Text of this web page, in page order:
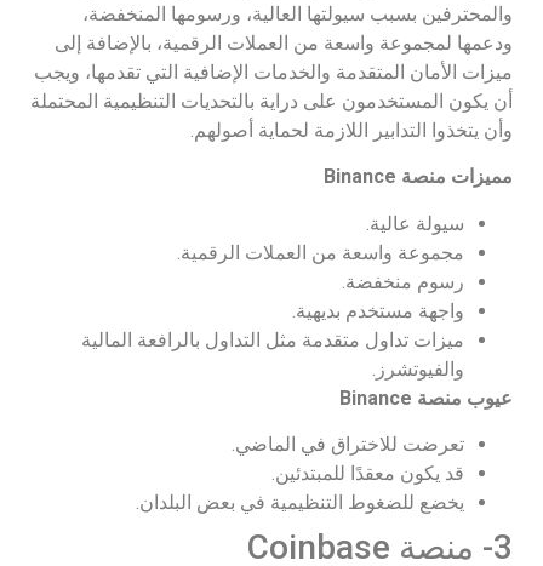
والمحترفين بسبب سيولتها العالية، ورسومها المنخفضة،
ودعمها لمجموعة واسعة من العملات الرقمية، بالإضافة إلى
ميزات الأمان المتقدمة والخدمات الإضافية التي تقدمها، ويجب
أن يكون المستخدمون على دراية بالتحديات التنظيمية المحتملة
وأن يتخذوا التدابير اللازمة لحماية أصولهم.
مميزات منصة Binance
سيولة عالية.
مجموعة واسعة من العملات الرقمية.
رسوم منخفضة.
واجهة مستخدم بديهية.
ميزات تداول متقدمة مثل التداول بالرافعة المالية
والفيوتشرز.
عيوب منصة Binance
تعرضت للاختراق في الماضي.
قد يكون معقدًا للمبتدئين.
يخضع للضغوط التنظيمية في بعض البلدان.
3- منصة Coinbase